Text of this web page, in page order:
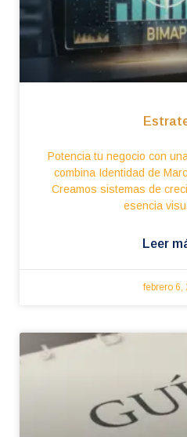
Potencia tu negocio con
combina Identidad de
Creamos sistemas de
esencia
Leer
febrero 6,